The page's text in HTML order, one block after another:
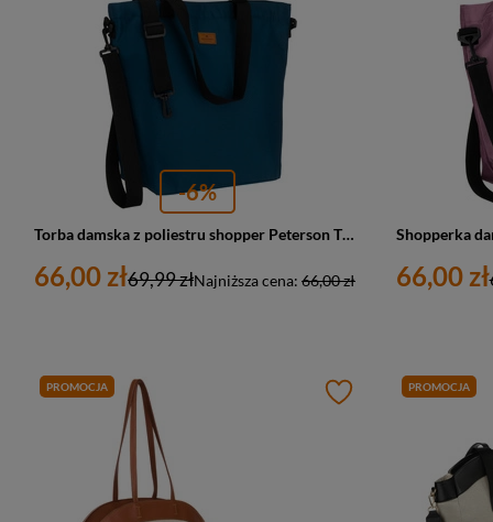
-6%
Torba damska z poliestru shopper Peterson TZ15605D duża A4 turkusowa
66,00 zł Najniższa cena: 66,00 zł
69,99 zł 66,00 zł
PROMOCJA PROMOCJA